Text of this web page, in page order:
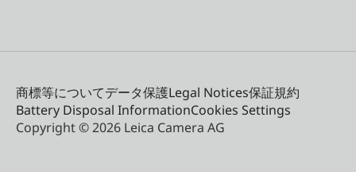
商標等についてデータ保護Legal Notices保証規約
Battery Disposal InformationCookies Settings
Copyright © 2026 Leica Camera AG